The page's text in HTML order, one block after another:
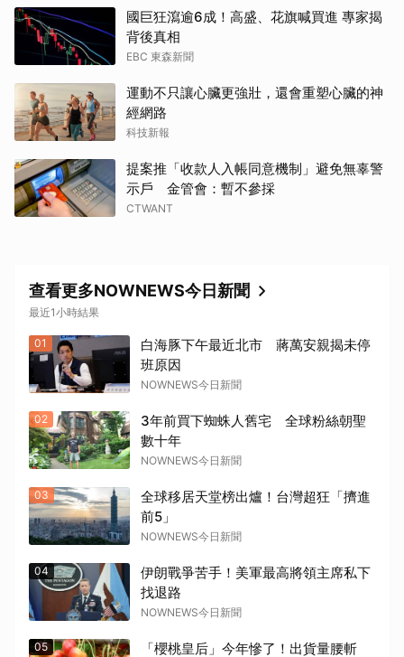
國巨狂瀉逾6成！高盛、花旗喊買進 專家揭
背後真相
EBC 東森新聞
運動不只讓心臟更強壯，還會重塑心臟的神
經網路
科技新報
提案推「收款人入帳同意機制」避免無辜警
示戶 金管會：暫不參採
CTWANT
查看更多NOWNEWS今日新聞
最近1小時結果
01
白海豚下午最近北市 蔣萬安親揭未停
班原因
NOWNEWS今日新聞
02
3年前買下蜘蛛人舊宅 全球粉絲朝聖
數十年
NOWNEWS今日新聞
03
全球移居天堂榜出爐！台灣超狂「擠進
前5」
NOWNEWS今日新聞
04
伊朗戰爭苦手！美軍最高將領主席私下
找退路
NOWNEWS今日新聞
05
「櫻桃皇后」今年慘了！出貨量腰斬
取消